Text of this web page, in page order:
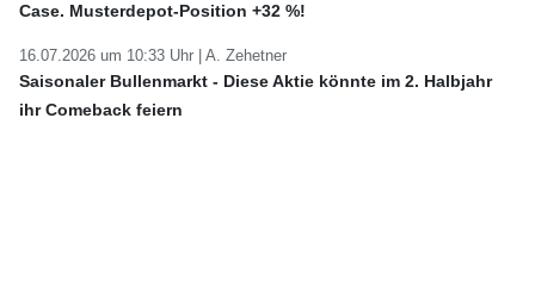
Case. Musterdepot-Position +32 %!
16.07.2026 um 10:33 Uhr | A. Zehetner
Saisonaler Bullenmarkt - Diese Aktie könnte im 2. Halbjahr
ihr Comeback feiern